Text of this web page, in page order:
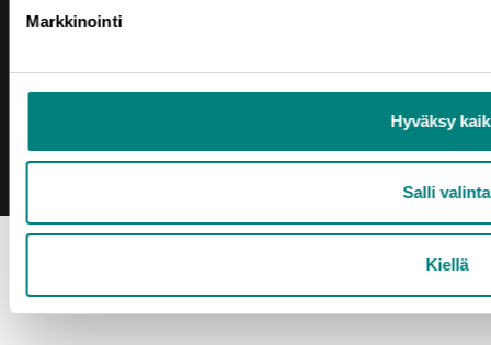
Markkinointi
Hyväksy
Salli valinta
Kiellä